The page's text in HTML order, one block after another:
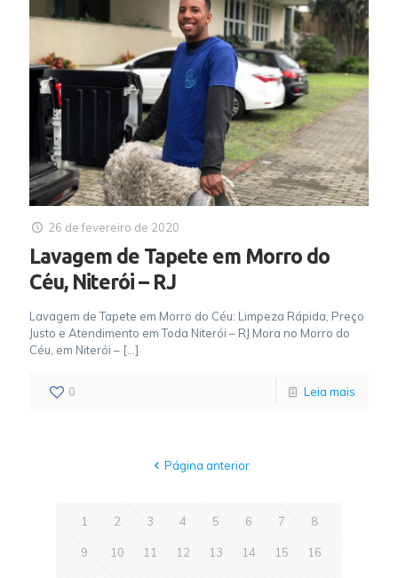
26 de fevereiro de 2020
Lavagem de Tapete em Morro do
Céu, Niterói – RJ
Lavagem de Tapete em Morro do Céu: Limpeza Rápida, Preço
Justo e Atendimento em Toda Niterói – RJ Mora no Morro do
Céu, em Niterói – […]
0 Leia mais
Página anterior
1 2 3 4 5 6 7 8
9 10 11 12 13 14 15 16